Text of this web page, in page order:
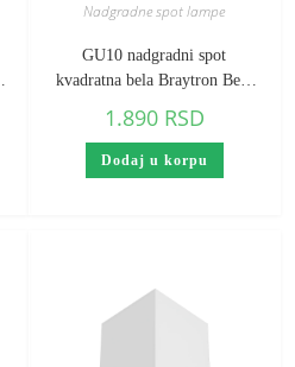
Nadgradne spot lampe
GU10 nadgradni spot
kvadratna bela Braytron Beta
1.890 RSD
Dodaj u korpu